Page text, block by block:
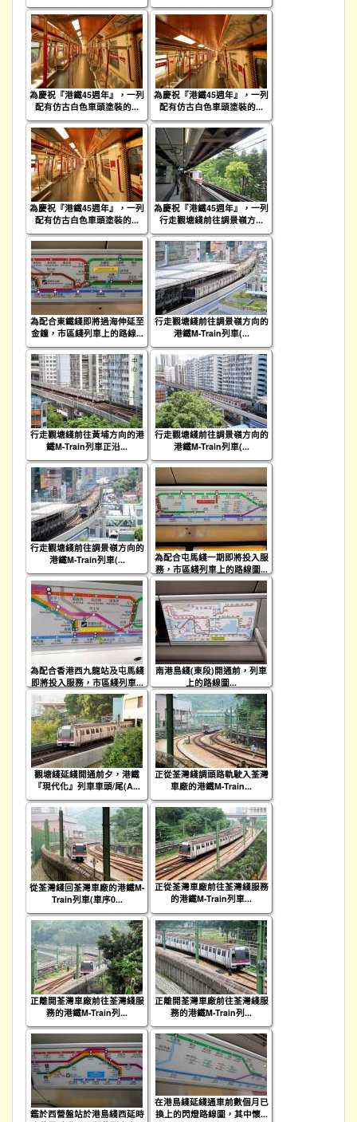
為慶祝『港鐵45週年』，一列
配有仿古白色車頭塗裝的...
為慶祝『港鐵45週年』，一列
配有仿古白色車頭塗裝的...
為慶祝『港鐵45週年』，一列
配有仿古白色車頭塗裝的...
為慶祝『港鐵45週年』，一列
行走觀塘綫前往調景嶺方...
為配合東鐵綫即將過海伸延至
金鐘，市區綫列車上的路線...
行走觀塘綫前往調景嶺方向的
港鐵M-Train列車(...
行走觀塘綫前往黃埔方向的港
鐵M-Train列車正沿...
行走觀塘綫前往調景嶺方向的
港鐵M-Train列車(...
行走觀塘綫前往調景嶺方向的
港鐵M-Train列車(...
為配合屯馬綫一期即將投入服
務，市區綫列車上的路線圖...
為配合香港西九龍站及屯馬綫
即將投入服務，市區綫列車...
南港島綫(東段)開通前，列車
上的路線圖...
觀塘綫延綫開通前夕，港鐵
『現代化』列車車頭/尾(A...
正從荃灣綫調頭路軌駛入荃灣
車廠的港鐵M-Train...
從荃灣綫回荃灣車廠的港鐵M-
Train列車(車序0...
正從荃灣車廠前往荃灣綫服務
的港鐵M-Train列車...
正離開荃灣車廠前往荃灣綫服
務的港鐵M-Train列...
正離開荃灣車廠前往荃灣綫服
務的港鐵M-Train列...
鑑於西營盤站於港島綫西延時
在港島綫延綫通車前數個月已
換上的閃燈路線圖，其中懷...